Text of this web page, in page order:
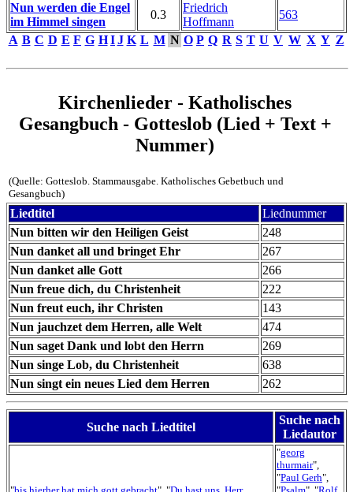
Nun werden die Engel
im Himmel singen
0.3
Friedrich
Hoffmann
563
A B C D E F G H IJ K L M N O P Q R S T U V W X Y Z
Kirchenlieder - Katholisches
Gesangbuch - Gotteslob (Lied + Text +
Nummer)
(Quelle: Gotteslob. Stammausgabe. Katholisches Gebetbuch und
Gesangbuch)
Liedtitel
Liednummer
Nun bitten wir den Heiligen Geist
248
Nun danket all und bringet Ehr
267
Nun danket alle Gott
266
Nun freue dich, du Christenheit
222
Nun freut euch, ihr Christen
143
Nun jauchzet dem Herren, alle Welt
474
Nun saget Dank und lobt den Herrn
269
Nun singe Lob, du Christenheit
638
Nun singt ein neues Lied dem Herren
262
Suche nach Liedtitel
Suche nach
Liedautor
"georg
thurmair",
"Paul Gerh",